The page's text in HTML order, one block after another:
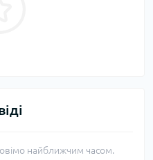
найближчим часом.